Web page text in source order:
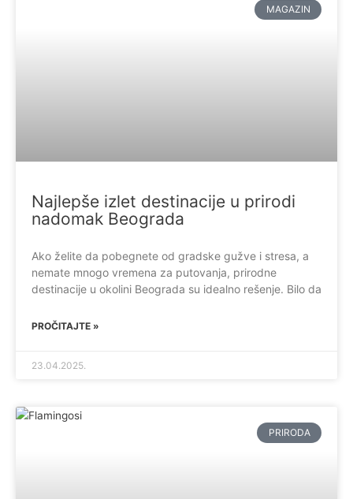
MAGAZIN
Najlepše izlet destinacije u prirodi
nadomak Beograda
Ako želite da pobegnete od gradske gužve i stresa, a
nemate mnogo vremena za putovanja, prirodne
destinacije u okolini Beograda su idealno rešenje. Bilo da
PROČITAJTE »
23.04.2025.
PRIRODA